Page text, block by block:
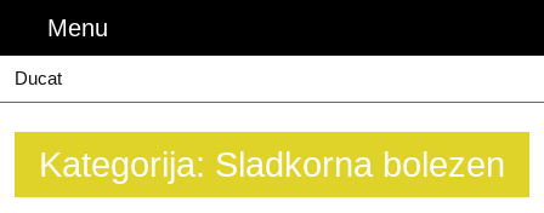
content
Menu
Ducat
Kategorija: Sladkorna bolezen